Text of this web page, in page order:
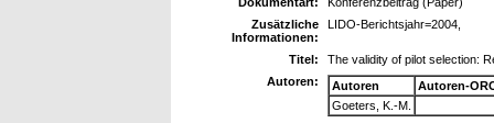
Zusätzliche
Informationen:
LIDO-Berichtsjahr=2004,
Titel:
The validity of pilot selection:
Autoren:
Autoren
Autoren-
Goeters, K.-M.